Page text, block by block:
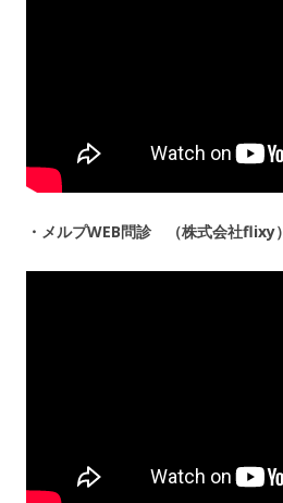
・メルプWEB問診 （株式会社flixy）